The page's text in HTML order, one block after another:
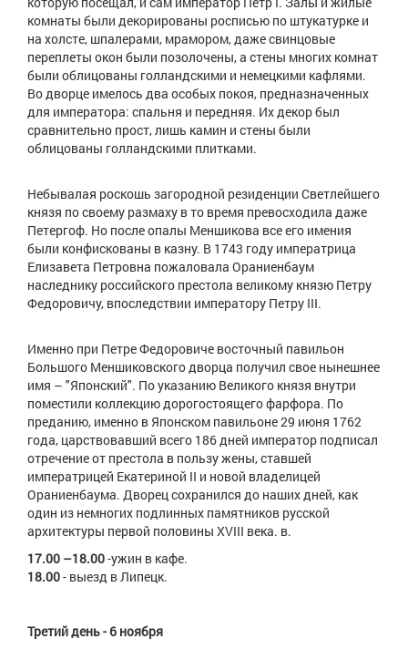
комнаты были декорированы росписью по штукатурке и
на холсте, шпалерами, мрамором, даже свинцовые
переплеты окон были позолочены, а стены многих комнат
были облицованы голландскими и немецкими кафлями.
Во дворце имелось два особых покоя, предназначенных
для императора: спальня и передняя. Их декор был
сравнительно прост, лишь камин и стены были
облицованы голландскими плитками.
Небывалая роскошь загородной резиденции Светлейшего
князя по своему размаху в то время превосходила даже
Петергоф. Но после опалы Меншикова все его имения
были конфискованы в казну. В 1743 году императрица
Елизавета Петровна пожаловала Ораниенбаум
наследнику российского престола великому князю Петру
Федоровичу, впоследствии императору Петру III.
Именно при Петре Федоровиче восточный павильон
Большого Меншиковского дворца получил свое нынешнее
имя – "Японский". По указанию Великого князя внутри
поместили коллекцию дорогостоящего фарфора. По
преданию, именно в Японском павильоне 29 июня 1762
года, царствовавший всего 186 дней император подписал
отречение от престола в пользу жены, ставшей
императрицей Екатериной II и новой владелицей
Ораниенбаума. Дворец сохранился до наших дней, как
один из немногих подлинных памятников русской
архитектуры первой половины XVIII века. в.
17.00 –18.00-ужин в кафе.
18.00- выезд в Липецк.
Третий день - 6 ноября